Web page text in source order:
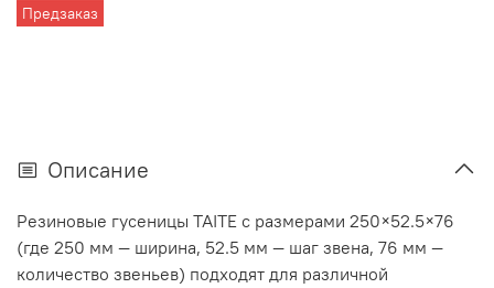
Предзаказ
Описание
Резиновые гусеницы TAITE с размерами 250×52.5×76
(где 250 мм — ширина, 52.5 мм — шаг звена, 76 мм —
количество звеньев) подходят для различной